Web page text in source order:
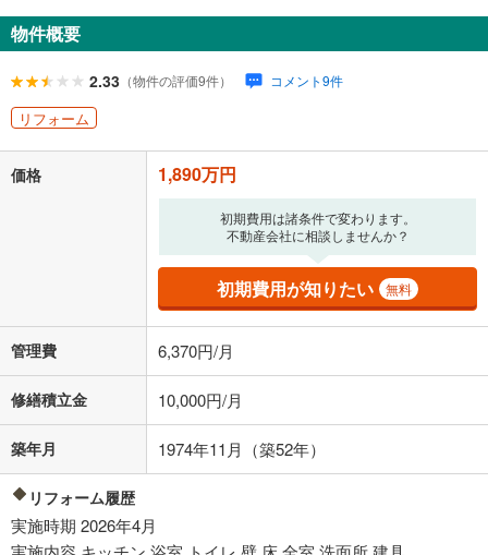
ボーナス払いの限度額は金融機関によって異なります。
閉じる
月々の返済額
ローン返済額 49,061円（頭金比率 % ）
6,370
「金利」については、ご利用を予定されている金融機関等にご確認の
上、ご自身での入力をお願いいたします。初期設定で自動入力されてい
の金融機関等における貸出金利を何ら保証するものではありません。返
済方法「元利均等返済」にて算出しております。入力された金利を35年
適用した場合の計算結果を表示しています。
その他月額費用や、初期費用がかかります。ご注意ください。実際にお
借り入れの際は各金融機関等に、必ずご自身でご確認をお願いいたしま
不動産会社に購入相談をする
閉じる
物件概要
2.33 （物件の評価9件） コメント9件
リフォーム
価格 1,890万円
初期費用は諸条件で変わります。
不動産会社に相談しませんか？
初期費用が知りたい 無料
管理費 6,370円/月
修繕積立金 10,000円/月
築年月 1974年11月（築52年）
リフォーム履歴
実施時期 2026年4月